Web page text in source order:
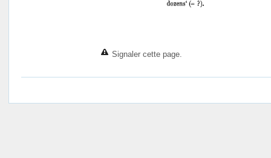
Signaler cette page.